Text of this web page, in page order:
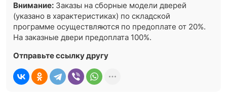
Внимание: Заказы на сборные модели дверей
(указано в характеристиках) по складской
программе осуществляются по предоплате от 20%.
На заказные двери предоплата 100%.
Отправьте ссылку другу